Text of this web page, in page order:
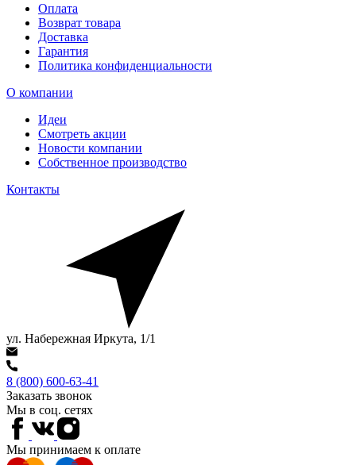
Оплата
Возврат товара
Доставка
Гарантия
Политика конфиденциальности
О компании
Идеи
Смотреть акции
Новости компании
Собственное производство
Контакты
ул. Набережная Иркута, 1/1
8 (800) 600-63-41
Заказать звонок
Мы в соц. сетях
Мы принимаем к оплате